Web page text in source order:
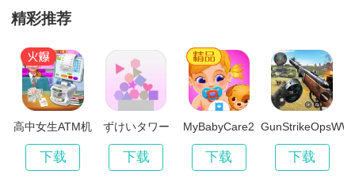
1、可以自由探索三大地图，随时可以开启副本，感受刺
激的游戏玩法。
2、三界九州，自在漫游，诸多任务，海量玩法，带来精
精彩推荐
高中女生ATM机
下载
ずけいタワー
下载
MyBabyCare2
下载 下载